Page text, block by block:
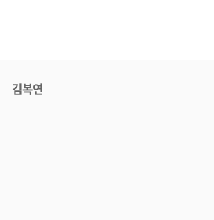
김복연